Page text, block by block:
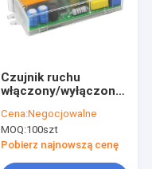
Czujnik ruchu
włączony/wyłączony
trójkątnego,
przełącznika dolnego
i zdalnego ustawienia
Cena:Negocjowalne
MOQ:100szt
Pobierz najnowszą cenę